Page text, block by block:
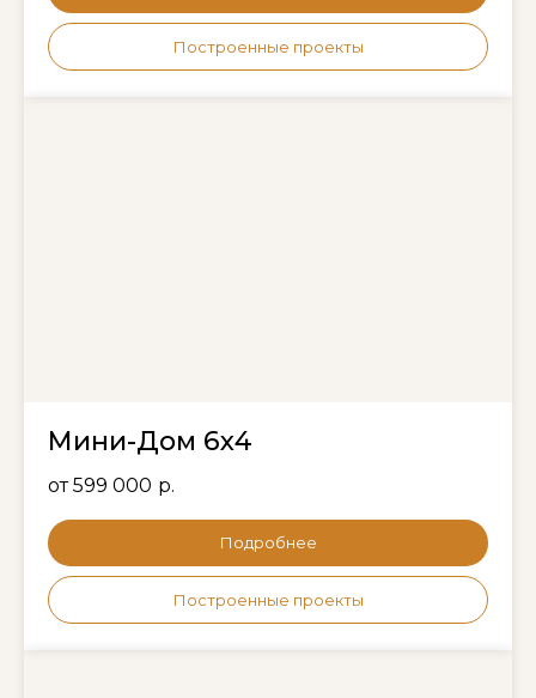
Построенные проекты
Мини-Дом 6х4
от 599 000 р.
Подробнее
Построенные проекты